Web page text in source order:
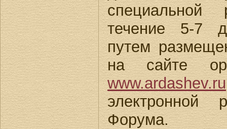
течение 5-7
путем
на сайте
www.ardashev.ru
электронной
Форума.